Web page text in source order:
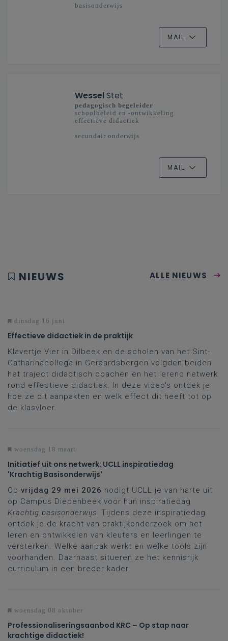
basisonderwijs
MAIL
WesselStet
pedagogisch begeleider
schoolbeleid en -ontwikkeling
effectieve didactiek
secundair onderwijs
MAIL
NIEUWS ALLE NIEUWS
dinsdag 16 juni
Effectieve didactiek in de praktijk
Klavertje Vier in Dilbeek en de scholen van het Sint-
Catharinacollega in Geraardsbergen volgden beiden
het traject didactisch coachen en het lerend netwerk
rond effectieve didactiek. In deze video's ontdek je
hoe ze dit aanpakten en welk effect dit heeft tot op
de klasvloer.
woensdag 18 maart
Initiatief uit ons netwerk: UCLL inspiratiedag
'Krachtig Basisonderwijs'
Op vrijdag 29 mei 2026 nodigt UCLL je van harte uit
op Campus Diepenbeek voor hun inspiratiedag
Krachtig basisonderwijs. Tijdens deze inspiratiedag
ontdek je de kracht van praktijkonderzoek om het
leren en ontwikkelen van kleuters en leerlingen te
versterken. Welke aanpak werkt en welke tools zijn
voorhanden. Daarnaast situeren ze het kennisrijk
curriculum in een breder kader.
woensdag 08 oktober
Professionaliseringsaanbod KRC – Op stap naar
krachtige didactiek!